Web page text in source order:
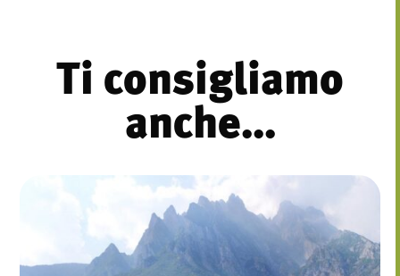
Ti consigliamo
anche...